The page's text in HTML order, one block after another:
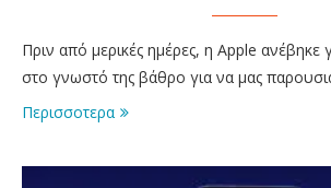
Πριν από μερικές ημέρες, η Apple ανέβηκε
στο γνωστό της βάθρο για να μας
Περισσοτερα